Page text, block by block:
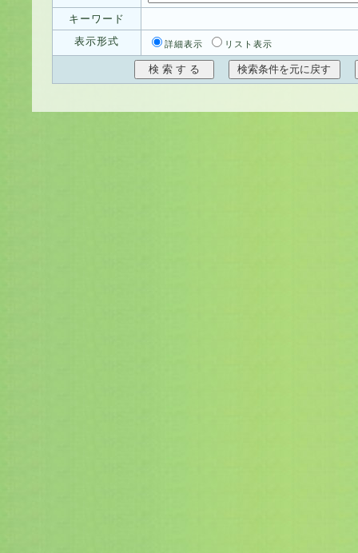
キーワード
表示形式
詳細表示 リスト表示